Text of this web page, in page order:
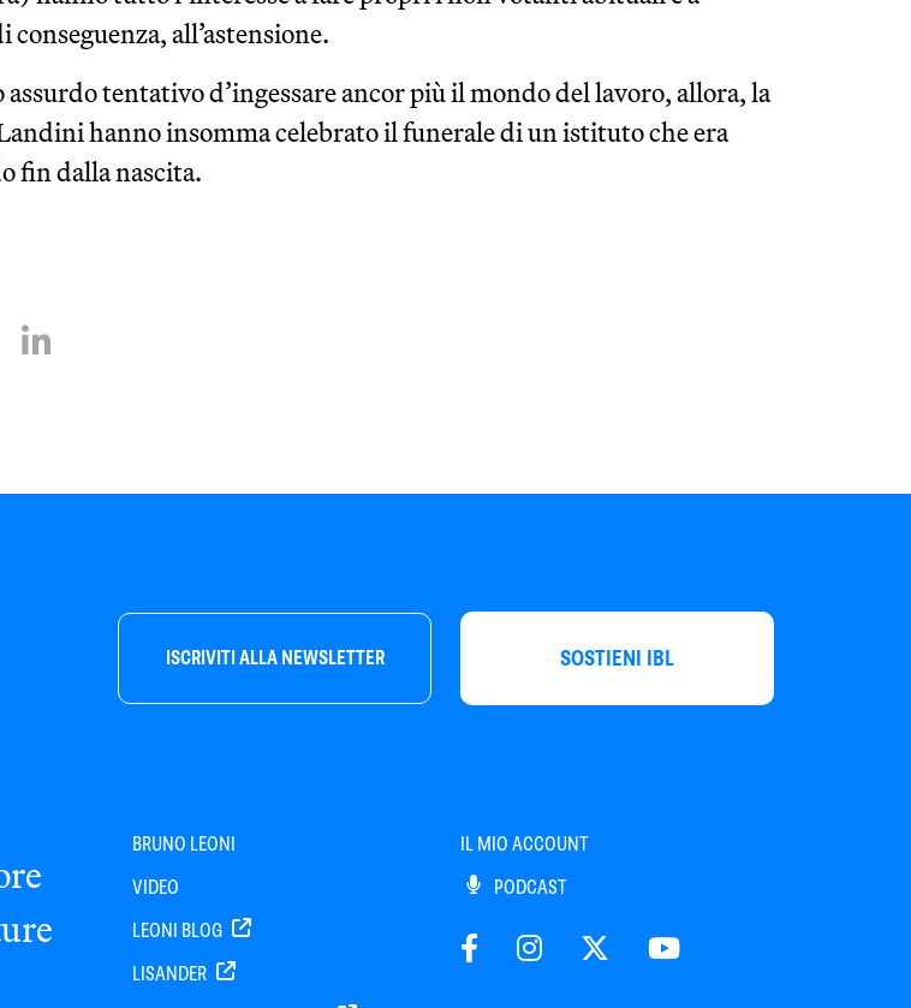
all’astensione.
tentativo d’ingessare ancor più il mondo del lavoro, allora, la
hanno insomma celebrato il funerale di un istituto che era
fin dalla nascita.
ISCRIVITI ALLA NEWSLETTER SOSTIENI IBL
BRUNO LEONI
VIDEO
LEONI BLOG
LISANDER
IL MIO ACCOUNT
PODCAST